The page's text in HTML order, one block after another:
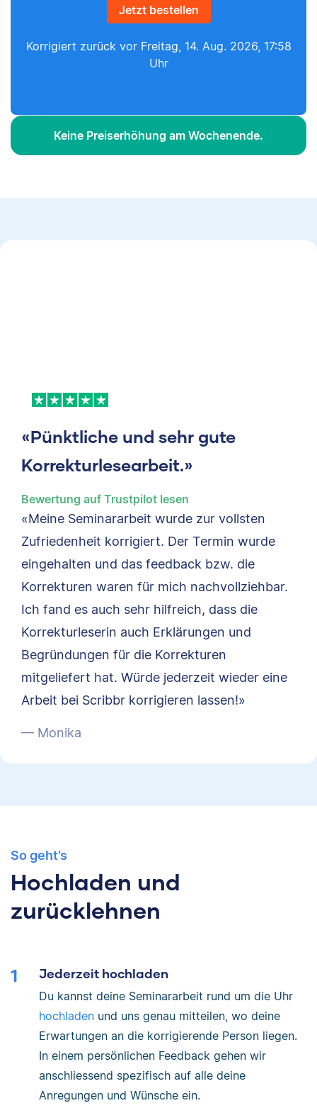
Jetzt bestellen
Korrigiert zurück vor Freitag, 14. Aug. 2026, 17:58
Uhr
Keine Preiserhöhung am Wochenende.
«Pünktliche und sehr gute
Korrekturlesearbeit.»
Bewertung auf Trustpilot lesen
«Meine Seminararbeit wurde zur vollsten
Zufriedenheit korrigiert. Der Termin wurde
eingehalten und das feedback bzw. die
Korrekturen waren für mich nachvollziehbar.
Ich fand es auch sehr hilfreich, dass die
Korrekturleserin auch Erklärungen und
Begründungen für die Korrekturen
mitgeliefert hat. Würde jederzeit wieder eine
Arbeit bei Scribbr korrigieren lassen!»
— Monika
So geht’s
Hochladen und
zurücklehnen
Jederzeit hochladen
Du kannst deine Seminararbeit rund um die Uhr
hochladen und uns genau mitteilen, wo deine
Erwartungen an die korrigierende Person liegen.
In einem persönlichen Feedback gehen wir
anschliessend spezifisch auf alle deine
Anregungen und Wünsche ein.